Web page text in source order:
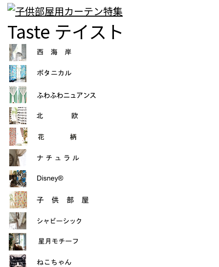
Taste テイスト